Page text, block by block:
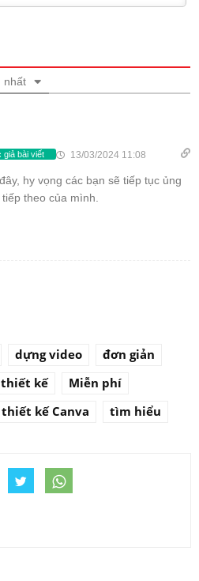
nhất
giả bài viết 13/03/2024 11:08
hy vọng các bạn sẽ tiếp tục ủng
theo của mình.
dựng video
đơn giản
thiết kế
Miễn phí
thiết kế Canva tìm hiểu